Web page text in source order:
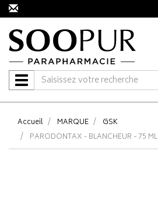
Navigation
Accueil MARQUE
GSK
PARODONTAX - BLANCHEUR - 75 ML